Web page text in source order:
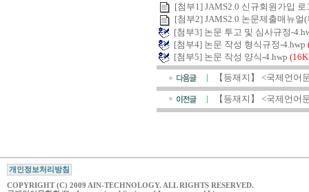
[첨부1] JAMS2.0 신규회원가입
[첨부2] JAMS2.0 논문제출매뉴얼
[첨부3] 논문 투고 및 심사규정-
[첨부4] 논문 작성 형식규정-4.hwp
[첨부5] 논문 작성 양식-4.hwp
【등재지】 <국제언어
【등재지】 <국제언어
개인정보처리방침
COPYRIGHT (C) 2009 AIN-TECHNOLOGY. ALL RIGHTS RESERVED.